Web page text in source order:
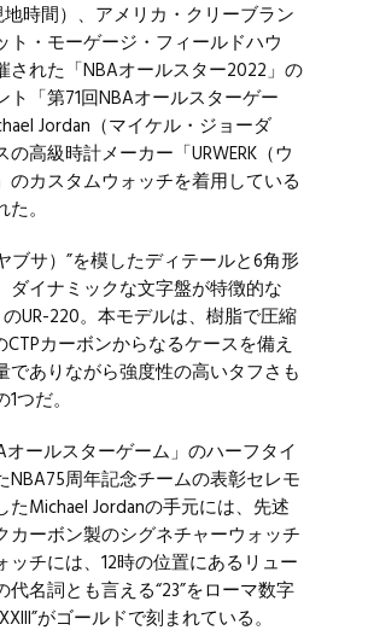
時間）、アメリカ・クリーブラン
ト・モーゲージ・フィールドハウ
された「NBAオールスター2022」の
ト「第71回NBAオールスターゲー
Jordan （マイケル・ジョーダ
の高級時計メーカー「URWERK（ウ
のカスタムウォッチを着用している
。
ブサ）”を模したディテールと6角形
ダイナミックな文字盤が特徴的な
のUR-220。本モデルは、樹脂で圧縮
CTPカーボンからなるケースを備え
でありながら強度性の高いタフさも
つだ。
オールスターゲーム」のハーフタイ
NBA75周年記念チームの表彰セレモ
たMichael Jordanの手元には、先述
カーボン製のシグネチャーウォッチ
ッチには、12時の位置にあるリュー
代名詞とも言える“23”をローマ数字
がゴールドで刻まれている。